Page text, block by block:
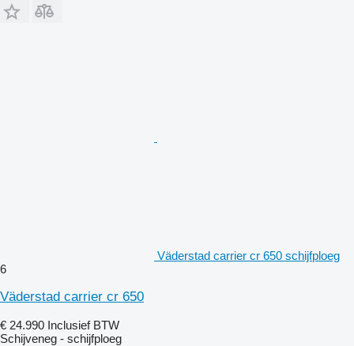
Väderstad carrier cr 650 schijfploeg
6
Väderstad carrier cr 650
€ 24.990 Inclusief BTW
Schijveneg - schijfploeg